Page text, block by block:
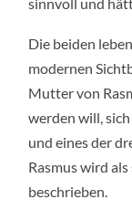
Die beiden
modernen
Mutter von
werden will,
und eines der
Rasmus wird
beschrieben.